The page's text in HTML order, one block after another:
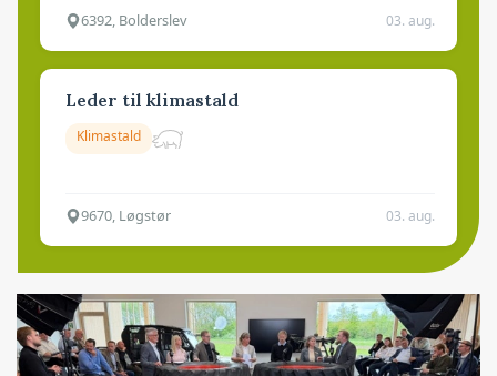
6392, Bolderslev 03. aug.
Leder til klimastald
Klimastald
9670, Løgstør 03. aug.